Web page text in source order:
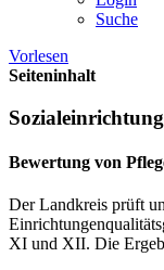
Suche
Vorlesen
Seiteninhalt
Bewertung von
Der Landkreis prüft
XI und XII. Die